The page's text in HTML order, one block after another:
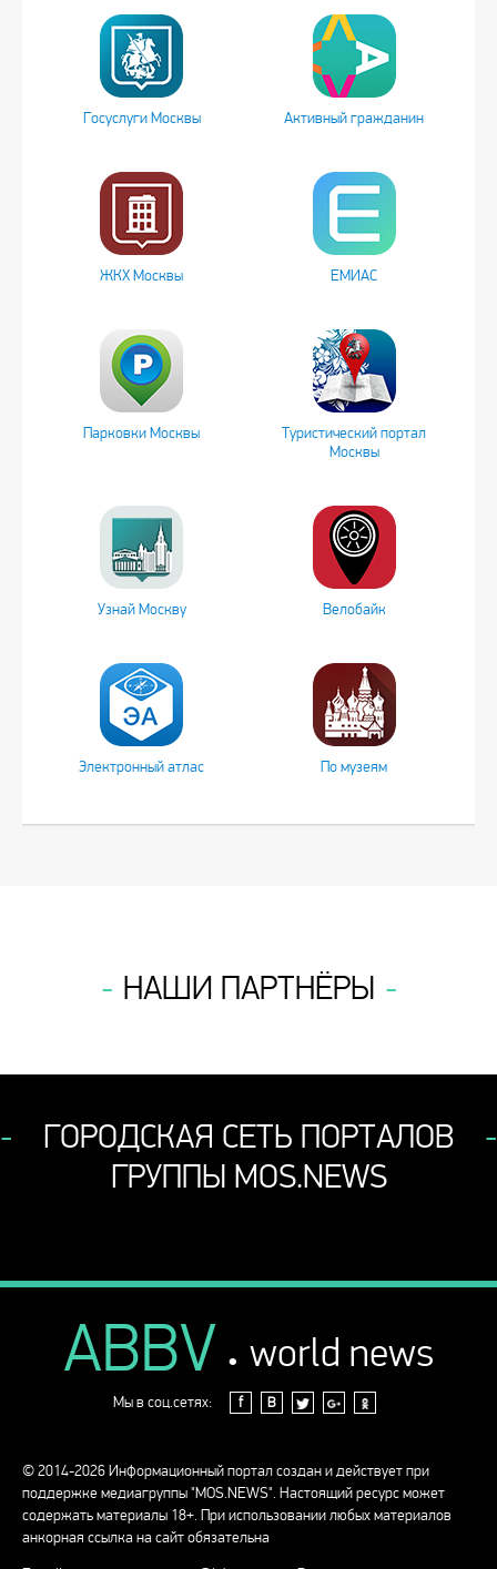
Госуслуги Москвы Активный гражданин
ЖКХ Москвы ЕМИАС
Парковки Москвы
Туристический портал
Москвы
Узнай Москву Велобайк
Электронный атлас По музеям
НАШИ ПАРТНЁРЫ
ГОРОДСКАЯ СЕТЬ ПОРТАЛОВ
ГРУППЫ MOS.NEWS
ABBV . world news
Мы в соц.сетях: f В
© 2014-2026 Информационный портал создан и действует при
поддержке медиагруппы "MOS.NEWS". Настоящий ресурс может
содержать материалы 18+. При использовании любых материалов
анкорная ссылка на сайт обязательна